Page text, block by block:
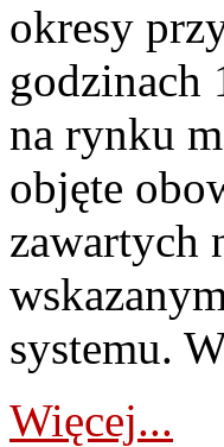
okresy
godzinach
na rynku
objęte
zawartych
systemu.
Więcej...